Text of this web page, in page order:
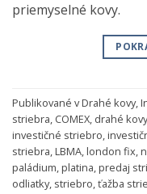
priemyselné kovy.
Publikované vDrahé kovy,
striebra, COMEX, drahé kovy
investičné striebro,
striebra,LBMA,london fix,
paládium,platina,predaj
odliatky, striebro,ťažba